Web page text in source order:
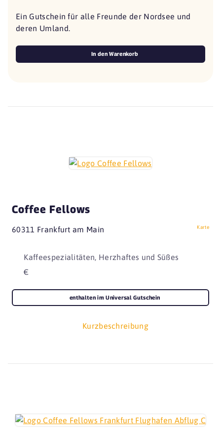
Ein Gutschein für alle Freunde der Nordsee und
deren Umland.
In den Warenkorb
Coffee Fellows
60311 Frankfurt am Main Karte
Kaffeespezialitäten, Herzhaftes und Süßes
€
Kurzbeschreibung
enthalten im Universal Gutschein